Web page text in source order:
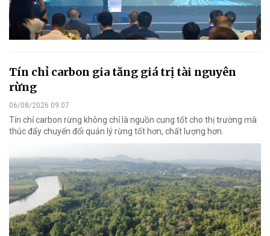
Tín chỉ carbon gia tăng giá trị tài nguyên
rừng
06/08/2026 09:07
Tín chỉ carbon rừng không chỉ là nguồn cung tốt cho thị trường mà
thúc đẩy chuyển đổi quản lý rừng tốt hơn, chất lượng hơn.